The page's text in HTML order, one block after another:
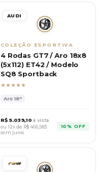
AUDI
COLEÇÃO ESPORTIVA
4 Rodas GT7 / Aro 18x8
(5x112) ET42 / Modelo
SQ8 Sportback
★★★★★
Aro18"
R$ 5.039,10 à vista
ou 12x de R$466,583
sem juros
10% OFF